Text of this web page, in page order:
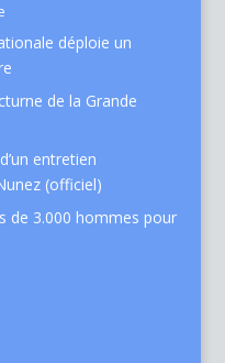
déploie un
de la Grande
entretien
(officiel)
de 3.000 hommes pour